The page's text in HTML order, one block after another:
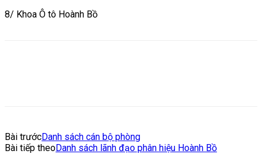
8/ Khoa Ô tô Hoành Bồ
Bài trướcDanh sách cán bộ phòng
Bài tiếp theoDanh sách lãnh đạo phân hiệu Hoành Bồ